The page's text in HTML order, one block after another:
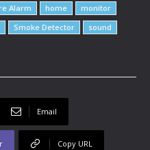
Alarm home
monitor
Smoke Detector
sound
Email
Copy URL